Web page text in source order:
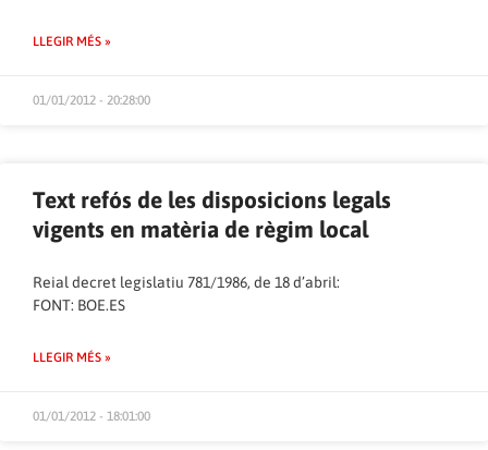
LLEGIR MÉS »
01/01/2012 - 20:28:00
Text refós de les disposicions legals
vigents en matèria de règim local
Reial decret legislatiu 781/1986, de 18 d’abril:
FONT: BOE.ES
LLEGIR MÉS »
01/01/2012 - 18:01:00